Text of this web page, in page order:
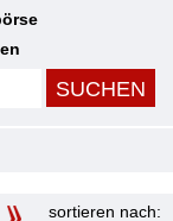
sortieren nach: